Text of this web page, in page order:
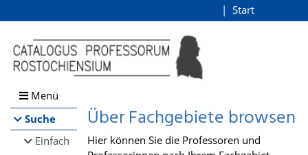
Browsen
direkt zum Inhalt
Start
Menü
Suche
Einfach
Über Fachgebiete browsen
Hier können Sie die Professoren und